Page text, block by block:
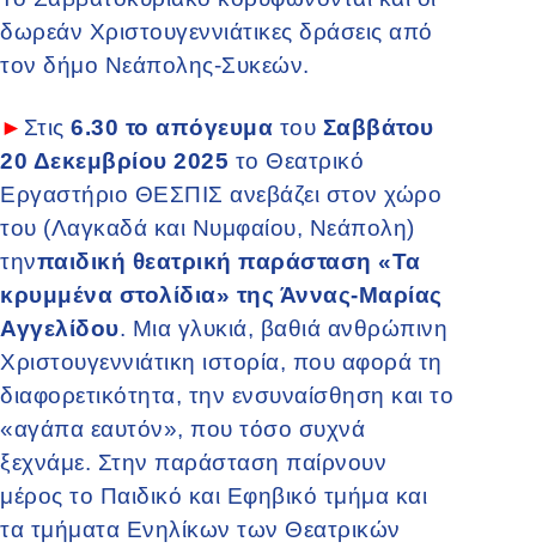
δωρεάν Χριστουγεννιάτικες δράσεις από
τον δήμο Νεάπολης-Συκεών.
► Στις 6.30 το απόγευμα του Σαββάτου
20 Δεκεμβρίου 2025 το Θεατρικό
Εργαστήριο ΘΕΣΠΙΣ ανεβάζει στον χώρο
του (Λαγκαδά και Νυμφαίου, Νεάπολη)
τηνπαιδική θεατρική παράσταση «Τα
κρυμμένα στολίδια» της Άννας-Μαρίας
Αγγελίδου. Μια γλυκιά, βαθιά ανθρώπινη
Χριστουγεννιάτικη ιστορία, που αφορά τη
διαφορετικότητα, την ενσυναίσθηση και το
«αγάπα εαυτόν», που τόσο συχνά
ξεχνάμε. Στην παράσταση παίρνουν
μέρος το Παιδικό και Εφηβικό τμήμα και
τα τμήματα Ενηλίκων των Θεατρικών